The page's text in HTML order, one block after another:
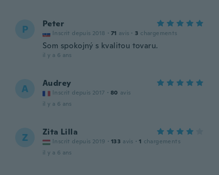
P Peter
Inscrit depuis 2018 · 71 avis · 3 chargements
Som spokojný s kvalitou tovaru.
il y a 6 ans
A Audrey
Inscrit depuis 2017 · 80 avis
il y a 6 ans
Z Zita Lilla
Inscrit depuis 2019 · 133 avis · 1 chargements
il y a 6 ans